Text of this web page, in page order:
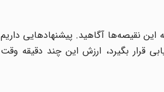
نقیصه‌ها آگاهید. پیشنهادهایی داریم
قرار بگیرد، ارزش این چند دقیقه وقت